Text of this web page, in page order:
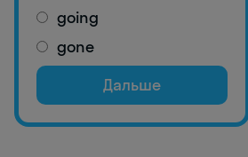
going
gone
Дальше